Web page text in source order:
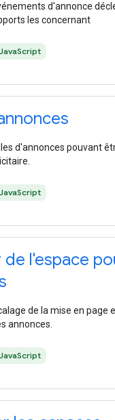
d'annonce
les concernant
d'annonces pouvant
de l'espace
de la mise en page
annonces.